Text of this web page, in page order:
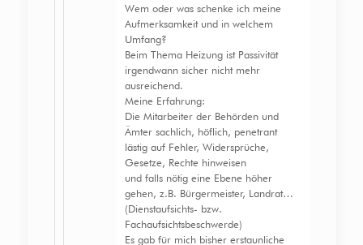
Wem oder was schenke ich meine
Aufmerksamkeit und in welchem
Umfang?
Beim Thema Heizung ist Passivität
irgendwann sicher nicht mehr
ausreichend.
Meine Erfahrung:
Die Mitarbeiter der Behörden und
Ämter sachlich, höflich, penetrant
lästig auf Fehler, Widersprüche,
Gesetze, Rechte hinweisen
und falls nötig eine Ebene höher
gehen, z.B. Bürgermeister, Landrat…
(Dienstaufsichts- bzw.
Fachaufsichtsbeschwerde)
Es gab für mich bisher erstaunliche